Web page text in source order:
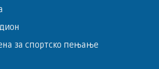
за спортско пењање